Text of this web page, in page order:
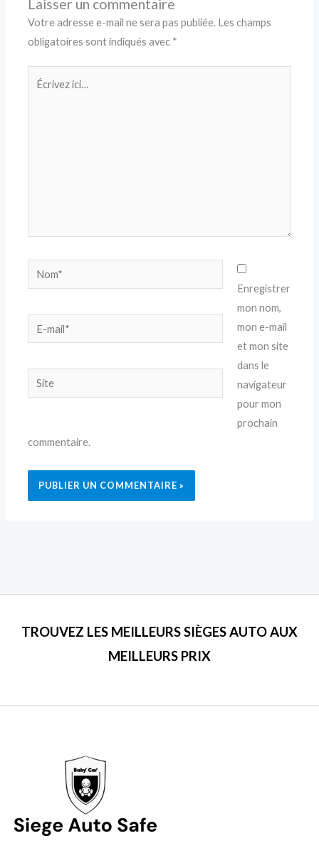
Laisser un commentaire
Votre adresse e-mail ne sera pas publiée. Les champs
obligatoires sont indiqués avec *
Écrivez
Nom*
E-
mail*
Site
Enregistrer
mon nom,
mon e-mail
et mon site
dans le
navigateur
pour mon
prochain
commentaire.
TROUVEZ LES MEILLEURS SIÈGES AUTO AUX
MEILLEURS PRIX